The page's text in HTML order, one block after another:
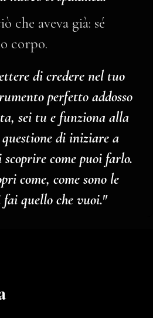
che aveva già: sé
corpo.
di credere nel tuo
perfetto addosso
sei tu e funziona alla
questione di iniziare a
come puoi farlo.
come, come sono le
fai quello che vuoi."